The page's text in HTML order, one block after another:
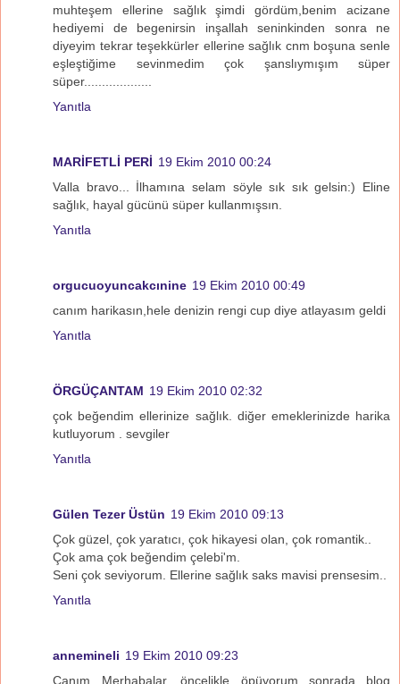
muhteşem ellerine sağlık şimdi gördüm,benim acizane
hediyemi de begenirsin inşallah seninkinden sonra ne
diyeyim tekrar teşekkürler ellerine sağlık cnm boşuna senle
eşleştiğime sevinmedim çok şanslıymışım süper
süper...................
Yanıtla
MARİFETLİ PERİ 19 Ekim 2010 00:24
Valla bravo... İlhamına selam söyle sık sık gelsin:) Eline
sağlık, hayal gücünü süper kullanmışsın.
Yanıtla
orgucuoyuncakcınine 19 Ekim 2010 00:49
canım harikasın,hele denizin rengi cup diye atlayasım geldi
Yanıtla
ÖRGÜÇANTAM 19 Ekim 2010 02:32
çok beğendim ellerinize sağlık. diğer emeklerinizde harika
kutluyorum . sevgiler
Yanıtla
Gülen Tezer Üstün 19 Ekim 2010 09:13
Çok güzel, çok yaratıcı, çok hikayesi olan, çok romantik..
Çok ama çok beğendim çelebi'm.
Seni çok seviyorum. Ellerine sağlık saks mavisi prensesim..
Yanıtla
annemineli 19 Ekim 2010 09:23
Canım Merhabalar, öncelikle öpüyorum...sonrada blog